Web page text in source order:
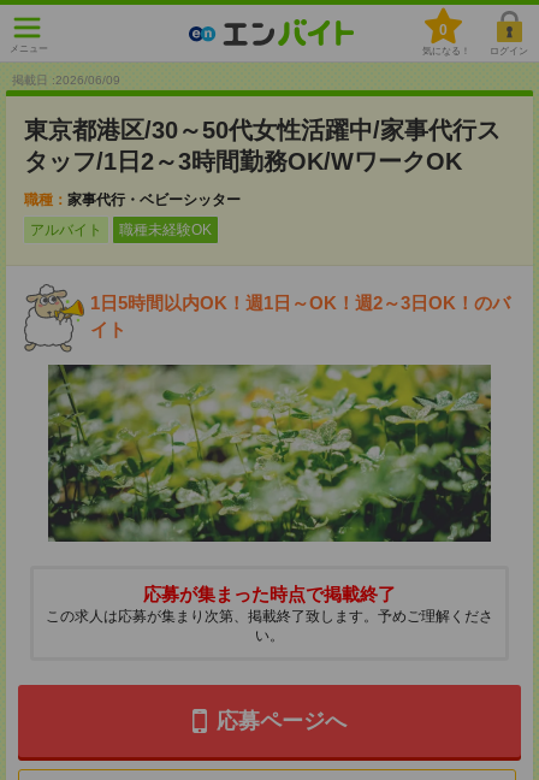
メニュー
0
気になる！ ログイン
掲載日 :2026/06/09
東京都港区/30～50代女性活躍中/家事代行ス
タッフ/1日2～3時間勤務OK/WワークOK
職種： 家事代行・ベビーシッター
アルバイト
職種未経験OK
1日5時間以内OK！週1日～OK！週2～3日OK！のバ
イト
応募が集まった時点で掲載終了
この求人は応募が集まり次第、掲載終了致します。予めご理解くださ
い。
応募ページへ